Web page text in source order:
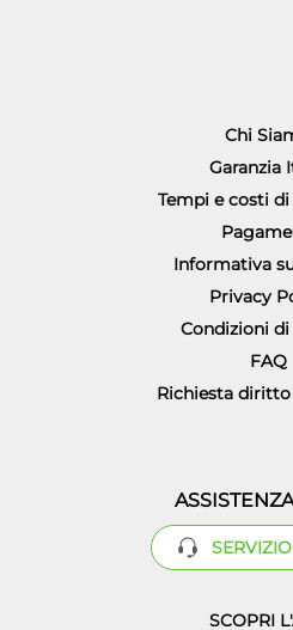
Chi
Garanzia
Tempi e costi
Informativa
Privacy
Condizioni
FAQ
Richiesta diritto
SCOPRI